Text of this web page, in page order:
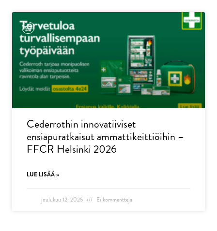
Cederrothin innovatiiviset
ensiapuratkaisut ammattikeittiöihin –
FFCR Helsinki 2026
LUE LISÄÄ »
joulukuu 12, 2025 Ei kommentteja